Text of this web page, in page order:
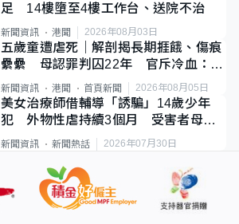
足 14樓墮至4樓工作台、送院不治
新聞資訊 港聞 2026年08月03日
五歲童遭虐死｜解剖揭長期捱餓、傷痕
纍纍 母認罪判囚22年 官斥冷血：同
類案最惡劣
新聞資訊 港聞 首頁新聞 2026年08月05日
美女治療師借輔導「誘騙」14歲少年
犯 外物性虐持續3個月 受害者母：
要保護其他人
新聞資訊 新聞熱話 2026年07月30日